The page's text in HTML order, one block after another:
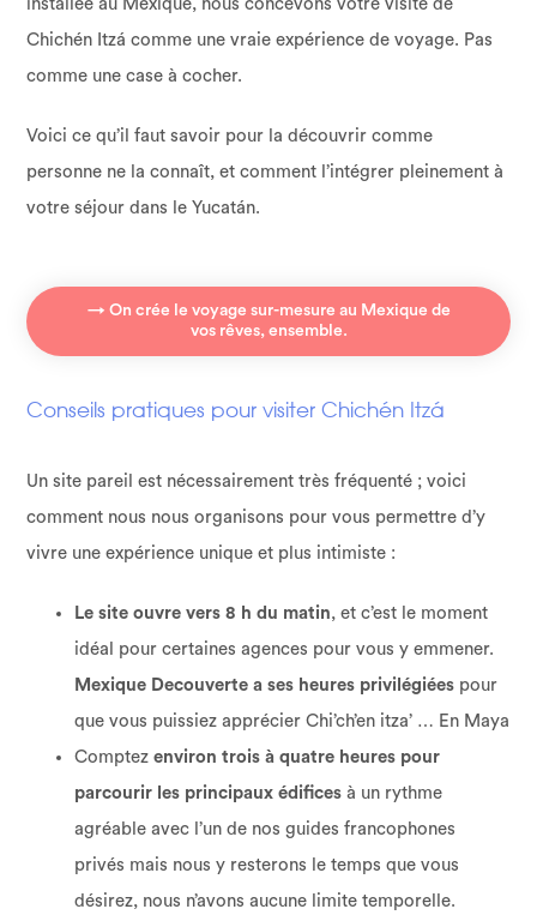
installée au Mexique, nous concevons votre visite de
Chichén Itzá comme une vraie expérience de voyage. Pas
comme une case à cocher.
Voici ce qu’il faut savoir pour la découvrir comme
personne ne la connaît, et comment l’intégrer pleinement à
votre séjour dans le Yucatán.
→ On crée le voyage sur-mesure au Mexique de
vos rêves, ensemble.
Conseils pratiques pour visiter Chichén Itzá
Un site pareil est nécessairement très fréquenté ; voici
comment nous nous organisons pour vous permettre d’y
vivre une expérience unique et plus intimiste :
Le site ouvre vers 8 h du matin, et c’est le moment
idéal pour certaines agences pour vous y emmener.
Mexique Decouverte a ses heures privilégiées pour
que vous puissiez apprécier Chi’ch’en itza’ … En Maya
Comptezenviron trois à quatre heures pour
parcourir les principaux édifices à un rythme
agréable avec l’un de nos guides francophones
privés mais nous y resterons le temps que vous
désirez, nous n’avons aucune limite temporelle.